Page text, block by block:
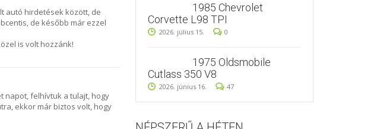
autó hirdetések között, de
de később már ezzel
is volt hozzánk!
napot, felhívtuk a tulajt, hogy
ekkor már biztos volt, hogy
1985 Chevrolet
Corvette L98 TPI
2026. július 15. 0
1975 Oldsmobile
Cutlass 350 V8
2026. június 16. 47